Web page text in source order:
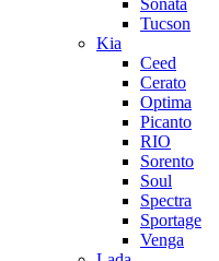
Sonata
Tucson
Kia
Ceed
Cerato
Optima
Picanto
RIO
Sorento
Soul
Spectra
Sportage
Venga